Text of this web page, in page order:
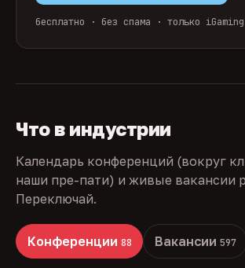
бесплатно · без спама · только iGaming
Что в индустрии
Календарь конференций (вокруг
наши пре-пати) и живые вакансии
Переключай.
Конференции 88 Вакансии 597